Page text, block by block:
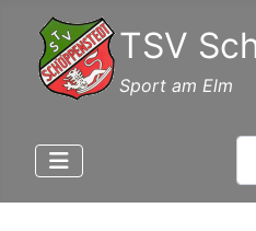
TSV
Sport am Elm